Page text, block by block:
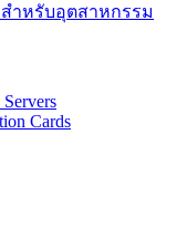
ำหรับอุตสาหกรรม
Cards